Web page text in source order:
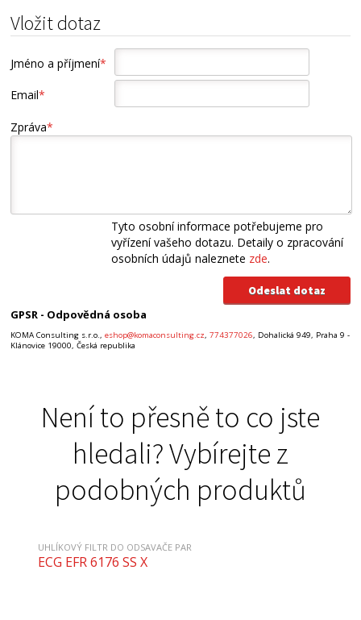
Vložit dotaz
Jméno a příjmení*
Email*
Zpráva*
Tyto osobní informace potřebujeme pro
vyřízení vašeho dotazu. Detaily o zpracování
osobních údajů naleznete zde.
GPSR - Odpovědná osoba
KOMA Consulting s.r.o.,eshop@komaconsulting.cz,774377026, Dohalická 949, Praha 9 -
Klánovice 19000, Česká republika
Není to přesně to co jste
hledali? Vybírejte z
podobných produktů
UHLÍKOVÝ FILTR DO ODSAVAČE PAR
ECG EFR 6176 SS X